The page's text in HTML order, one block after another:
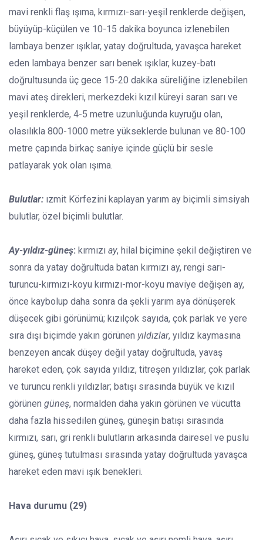
mavi renkli flaş ışıma, kırmızı-sarı-yeşil renklerde değişen,
büyüyüp-küçülen ve 10-15 dakika boyunca izlenebilen
lambaya benzer ışıklar, yatay doğrultuda, yavaşca hareket
eden lambaya benzer sarı benek ışıklar, kuzey-batı
doğrultusunda üç gece 15-20 dakika süreliğine izlenebilen
mavi ateş direkleri, merkezdeki kızıl küreyi saran sarı ve
yeşil renklerde, 4-5 metre uzunluğunda kuyruğu olan,
olasılıkla 800-1000 metre yükseklerde bulunan ve 80-100
metre çapında birkaç saniye içinde güçlü bir sesle
patlayarak yok olan ışıma.
Bulutlar: ızmit Körfezini kaplayan yarım ay biçimli simsiyah
bulutlar, özel biçimli bulutlar.
Ay-yıldız-güneş: kırmızı ay, hilal biçimine şekil değiştiren ve
sonra da yatay doğrultuda batan kırmızı ay, rengi sarı-
turuncu-kırmızı-koyu kırmızı-mor-koyu maviye değişen ay,
önce kaybolup daha sonra da şekli yarım aya dönüşerek
düşecek gibi görünümü; kızılçok sayıda, çok parlak ve yere
sıra dışı biçimde yakın görünen yıldızlar, yıldız kaymasına
benzeyen ancak düşey değil yatay doğrultuda, yavaş
hareket eden, çok sayıda yıldız, titreşen yıldızlar, çok parlak
ve turuncu renkli yıldızlar; batışı sırasında büyük ve kızıl
görünen güneş, normalden daha yakın görünen ve vücutta
daha fazla hissedilen güneş, güneşin batışı sırasında
kırmızı, sarı, gri renkli bulutların arkasında dairesel ve puslu
güneş, güneş tutulması sırasında yatay doğrultuda yavaşca
hareket eden mavi ışık benekleri.
Hava durumu (29)